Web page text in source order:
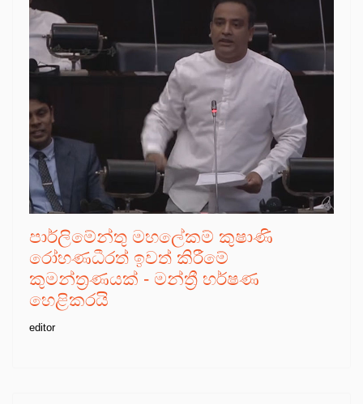
පාර්ලිමේන්තු මහලේකම් කුෂාණි
රෝහණධීරත් ඉවත් කිරීමේ
කුමන්ත්‍රණයක් - මන්ත්‍රී හර්ෂණ
හෙළිකරයි
editor